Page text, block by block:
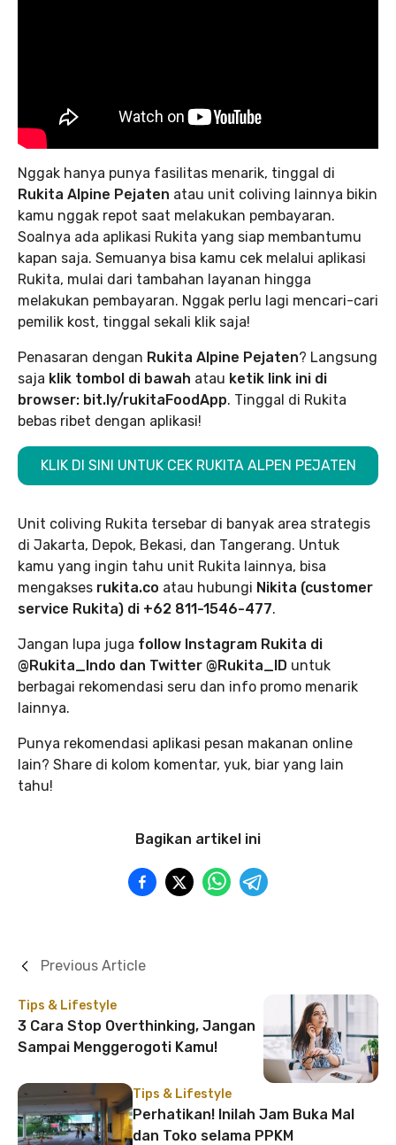
Nggak hanya punya fasilitas menarik, tinggal di
Rukita Alpine Pejaten atau unit coliving lainnya bikin
kamu nggak repot saat melakukan pembayaran.
Soalnya ada aplikasi Rukita yang siap membantumu
kapan saja. Semuanya bisa kamu cek melalui aplikasi
Rukita, mulai dari tambahan layanan hingga
melakukan pembayaran. Nggak perlu lagi mencari-cari
pemilik kost, tinggal sekali klik saja!
Penasaran dengan Rukita Alpine Pejaten? Langsung
saja klik tombol di bawah atau ketik link ini di
browser: bit.ly/rukitaFoodApp. Tinggal di Rukita
bebas ribet dengan aplikasi!
KLIK DI SINI UNTUK CEK RUKITA ALPEN PEJATEN
Unit coliving Rukita tersebar di banyak area strategis
di Jakarta, Depok, Bekasi, dan Tangerang. Untuk
kamu yang ingin tahu unit Rukita lainnya, bisa
mengakses rukita.co atau hubungi Nikita (customer
service Rukita) di +62 811-1546-477.
Jangan lupa juga follow Instagram Rukita di
@Rukita_Indo dan Twitter @Rukita_ID untuk
berbagai rekomendasi seru dan info promo menarik
lainnya.
Punya rekomendasi aplikasi pesan makanan online
lain? Share di kolom komentar, yuk, biar yang lain
tahu!
Bagikan artikel ini
Tips & Lifestyle
3 Cara Stop Overthinking, Jangan
Sampai Menggerogoti Kamu!
Previous Article
Tips & Lifestyle
Perhatikan! Inilah Jam Buka Mal
dan Toko selama PPKM